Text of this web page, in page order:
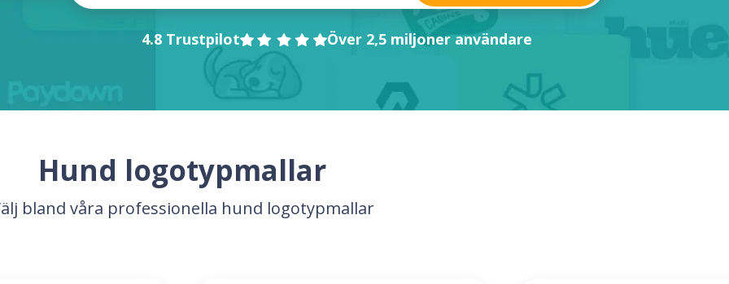
4.8 Trustpilot Över 2,5 miljoner användare
Hund logotypmallar
bland våra professionella hund logotypmallar